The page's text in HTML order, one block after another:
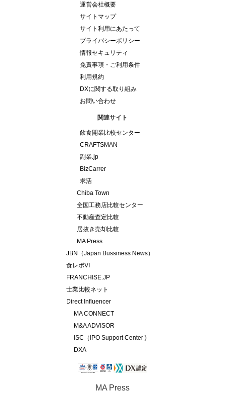
運営会社概要
サイトマップ
サイト利用にあたって
プライバシーポリシー
情報セキュリティ
免責事項・ご利用条件
利用規約
DXに関する取り組み
お問い合わせ
関連サイト
飲食開業比較センター
CRAFTSMAN
副業.jp
BizCarrer
求活
Chiba Town
全国工務店比較センター
不動産査定比較
居抜き売却比較
MA Press
JBN（Japan Bussiness News）
食レポVI
FRANCHISE.JP
士業比較ネット
Direct Influencer
MA CONNECT
M&A ADVISOR
ISC（IPO Support Center )
DXA
MA Press